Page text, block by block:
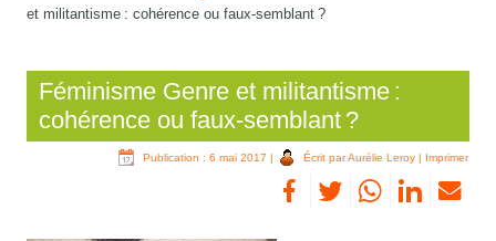
et militantisme : cohérence ou faux-semblant ?
Féminisme Genre et militantisme :
cohérence ou faux-semblant ?
Publication : 6 mai 2017 | Écrit par Aurélie Leroy| Imprimer